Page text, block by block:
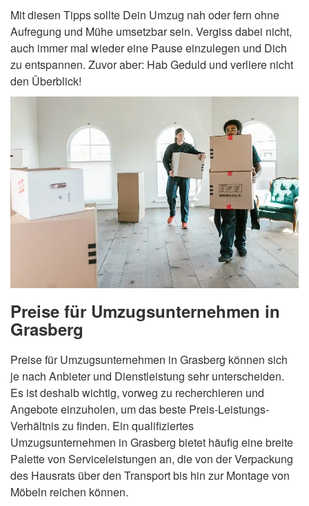
Mit diesen Tipps sollte Dein Umzug nah oder fern ohne
Aufregung und Mühe umsetzbar sein. Vergiss dabei nicht,
auch immer mal wieder eine Pause einzulegen und Dich
zu entspannen. Zuvor aber: Hab Geduld und verliere nicht
den Überblick!
Preise für Umzugsunternehmen in
Grasberg
Preise für Umzugsunternehmen in Grasberg können sich
je nach Anbieter und Dienstleistung sehr unterscheiden.
Es ist deshalb wichtig, vorweg zu recherchieren und
Angebote einzuholen, um das beste Preis-Leistungs-
Verhältnis zu finden. Ein qualifiziertes
Umzugsunternehmen in Grasberg bietet häufig eine breite
Palette von Serviceleistungen an, die von der Verpackung
des Hausrats über den Transport bis hin zur Montage von
Möbeln reichen können.